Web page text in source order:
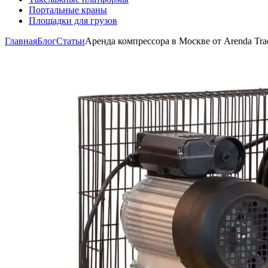
Портальные краны
Площадки для грузов
ГлавнаяБлогСтатьиАренда компрессора в Москве от Arenda